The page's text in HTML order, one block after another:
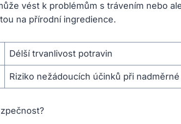
vést k problémům s trávením nebo
na přírodní ingredience.
Délší trvanlivost potravin
Riziko nežádoucích účinků při